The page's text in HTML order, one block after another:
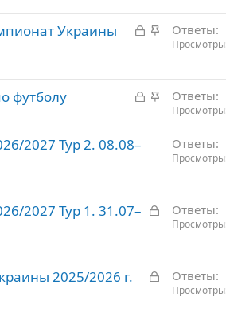
р
е
е
н
З
р
ы
о
З
р
е
л
Украины
Ответы
Просмотры
З
к
о
З
к
л
е
футболу Ответы
Просмотры
2027 Тур 2. 08.08–
Ответы
Просмотры
З
р
ы
2027 Тур 1. 31.07–
Ответы
Просмотры
З
2025/2026 г.
Ответы
Просмотры